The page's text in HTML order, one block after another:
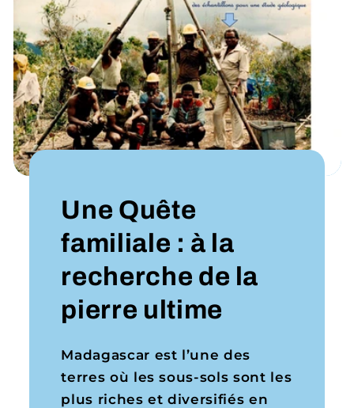
Une Quête
familiale : à la
recherche de la
pierre ultime
Madagascar est l’une des
terres où les sous-sols sont les
plus riches et diversifiés en